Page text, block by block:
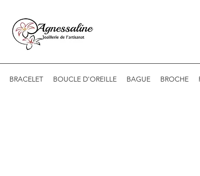
BRACELET BOUCLE D'OREILLE BAGUE BROCHE